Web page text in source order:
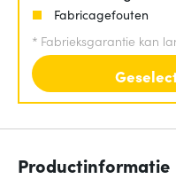
Fabricagefouten
* Fabrieksgarantie kan
Productinformatie